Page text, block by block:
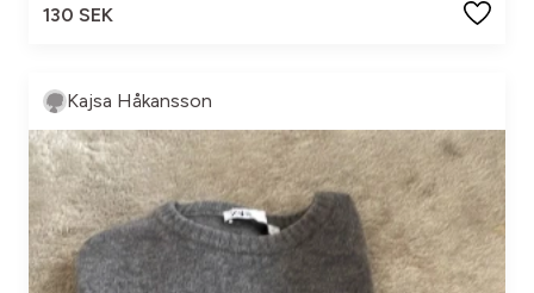
130 SEK
Kajsa Håkansson